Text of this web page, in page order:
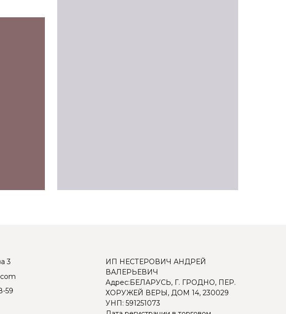
3
59
ИП НЕСТЕРОВИЧ АНДРЕЙ
ВАЛЕРЬЕВИЧ
Адрес:БЕЛАРУСЬ, Г. ГРОДНО, ПЕР.
ХОРУЖЕЙ ВЕРЫ, ДОМ 14, 230029
УНП: 591251073